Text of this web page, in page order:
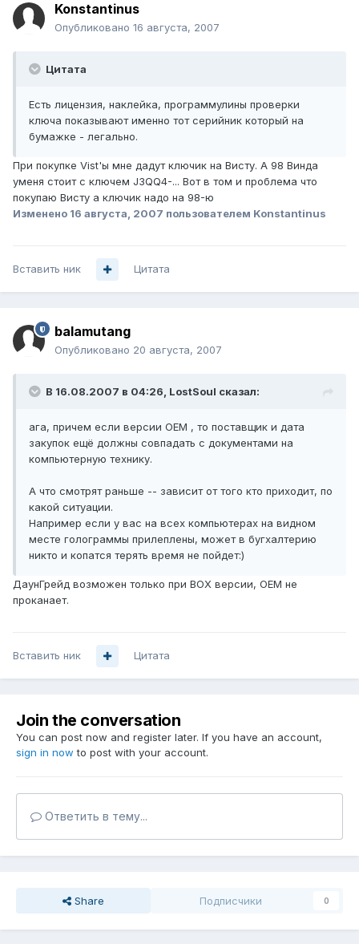
Konstantinus
Опубликовано 16 августа, 2007
Цитата
Есть лицензия, наклейка, программулины проверки
ключа показывают именно тот серийник который на
бумажке - легально.
При покупке Vist'ы мне дадут ключик на Висту. А 98 Винда
уменя стоит с ключем J3QQ4-... Вот в том и проблема что
покупаю Висту а ключик надо на 98-ю
Изменено 16 августа, 2007 пользователем Konstantinus
Вставить ник Цитата
balamutang
Опубликовано 20 августа, 2007
В 16.08.2007 в 04:26, LostSoul сказал:
ага, причем если версии OEM , то поставщик и дата
закупок ещё должны совпадать с документами на
компьютерную технику.
А что смотрят раньше -- зависит от того кто приходит, по
какой ситуации.
Например если у вас на всех компьютерах на видном
месте голограммы прилеплены, может в бугхалтерию
никто и копатся терять время не пойдет:)
ДаунГрейд возможен только при BOX версии, OEM не
проканает.
Вставить ник Цитата
Join the conversation
You can post now and register later. If you have an account,
sign in now to post with your account.
Ответить в тему...
Share Подписчики 0